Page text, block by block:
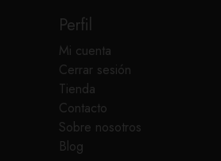
Perfil
Mi cuenta
Cerrar sesión
Tienda
Contacto
Sobre nosotros
Blog